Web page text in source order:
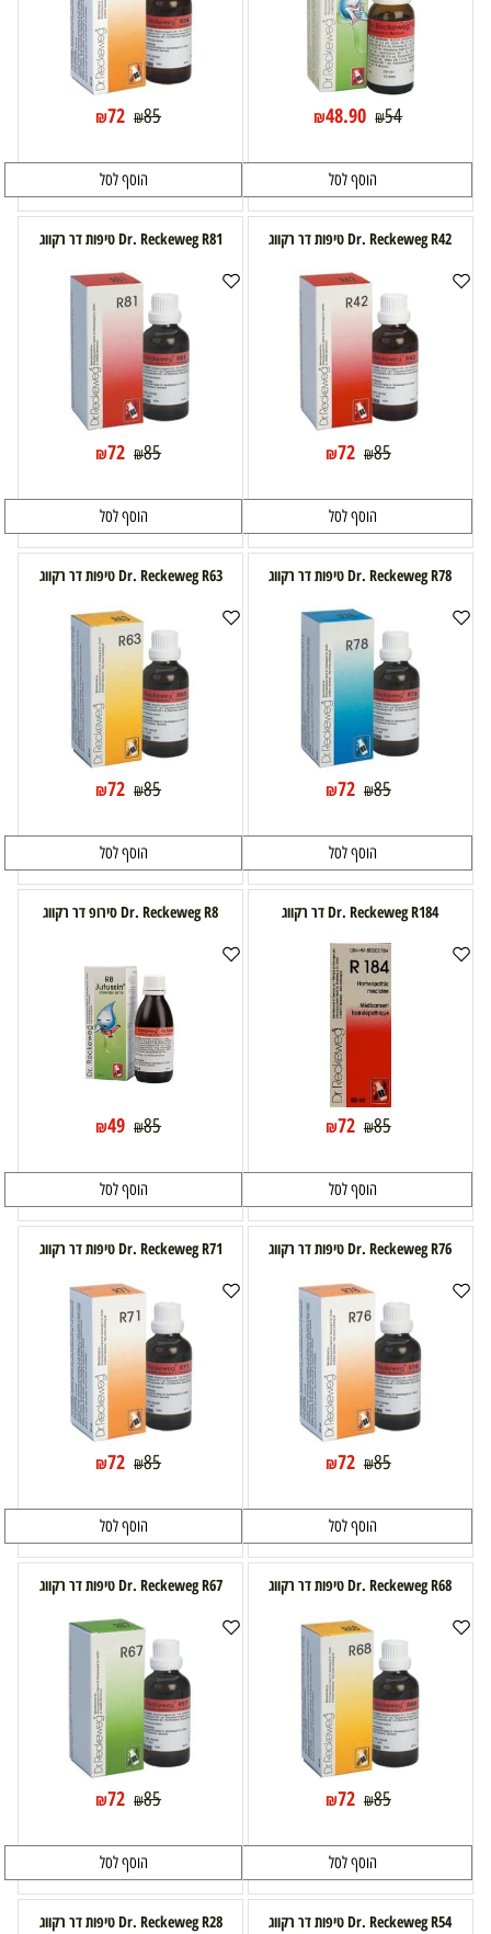
₪54
₪48.90
הוסף לסל
₪85
₪72
הוסף לסל
Dr. Reckeweg R42 טיפות דר רקווג
₪85
₪72
הוסף לסל
Dr. Reckeweg R81 טיפות דר רקווג
₪85
₪72
הוסף לסל
Dr. Reckeweg R78 טיפות דר רקווג
₪85
₪72
הוסף לסל
Dr. Reckeweg R63 טיפות דר רקווג
₪85
₪72
הוסף לסל
Dr. Reckeweg R184 דר רקווג
₪85
₪72
הוסף לסל
Dr. Reckeweg R8 סירופ דר רקווג
₪85
₪49
הוסף לסל
Dr. Reckeweg R76 טיפות דר רקווג
₪85
₪72
הוסף לסל
Dr. Reckeweg R71 טיפות דר רקווג
₪85
₪72
הוסף לסל
Dr. Reckeweg R68 טיפות דר רקווג
₪85
₪72
הוסף לסל
Dr. Reckeweg R67 טיפות דר רקווג
₪85
₪72
הוסף לסל
Dr. Reckeweg R54 טיפות דר רקווג Dr. Reckeweg R28 טיפות דר רקווג